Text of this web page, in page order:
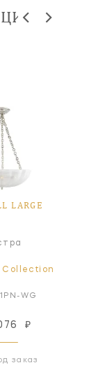
LARGE
WG
₽
заказ